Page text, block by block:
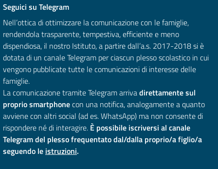
Seguici su Telegram
Nell’ottica di ottimizzare la comunicazione con le famiglie,
rendendola trasparente, tempestiva, efficiente e meno
dispendiosa, il nostro Istituto, a partire dall’a.s. 2017-2018 si è
dotata di un canale Telegram per ciascun plesso scolastico in cui
vengono pubblicate tutte le comunicazioni di interesse delle
famiglie.
La comunicazione tramite Telegram arrivadirettamente sul
proprio smartphonecon una notifica, analogamente a quanto
avviene con altri social (ad es. WhatsApp) ma non consente di
rispondere né di interagire. È possibile iscriversi al canale
Telegram del plesso frequentato dal/dalla proprio/a figlio/a
seguendo le istruzioni.